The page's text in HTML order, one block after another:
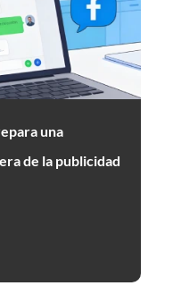
una
de la publicidad